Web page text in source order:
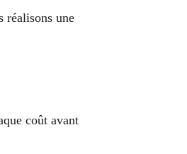
réalisons une
coût avant